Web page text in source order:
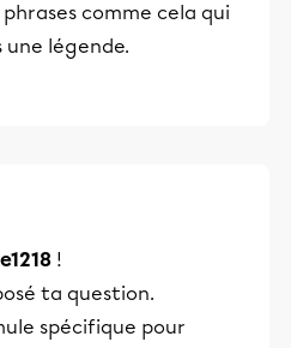
phrases comme cela qui
légende.
!
ta question.
spécifique pour